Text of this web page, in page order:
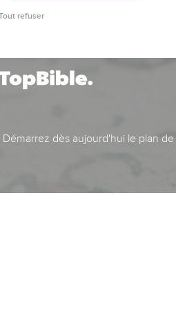
dès aujourd'hui le plan
refuser